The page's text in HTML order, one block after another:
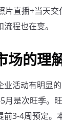
片直播+当天
程也在变。
场的理
业活动有明显
月是次旺季。
前3-4周预定。